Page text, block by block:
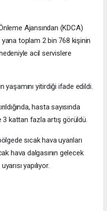
Ajansından (KDCA)
yana toplam 2 bin 768 kişinin
nedeniyle acil servislere
yaşamını yitirdiği ifade edildi.
hasta sayısında
3 kattan fazla artış görüldü.
sıcak hava uyarıları
hava dalgasının gelecek
yapılıyor.